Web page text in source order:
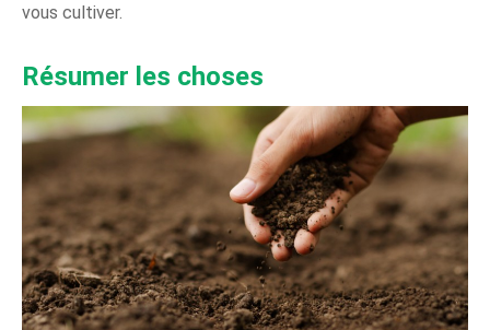
vous cultiver.
Résumer les choses